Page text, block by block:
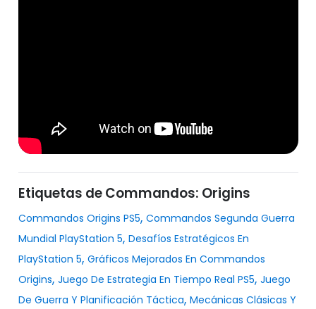
Etiquetas de Commandos: Origins
Commandos Origins PS5, Commandos Segunda Guerra
Mundial PlayStation 5, Desafíos Estratégicos En
PlayStation 5, Gráficos Mejorados En Commandos
Origins, Juego De Estrategia En Tiempo Real PS5, Juego
De Guerra Y Planificación Táctica, Mecánicas Clásicas Y